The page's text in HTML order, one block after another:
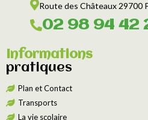
Route des Châteaux 29700
02 98 94 42
Informations
pratiques
Plan et Contact
Transports
La vie scolaire